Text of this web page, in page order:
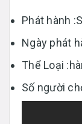
Phát hành
Ngày phát
Thể Loại
Số người